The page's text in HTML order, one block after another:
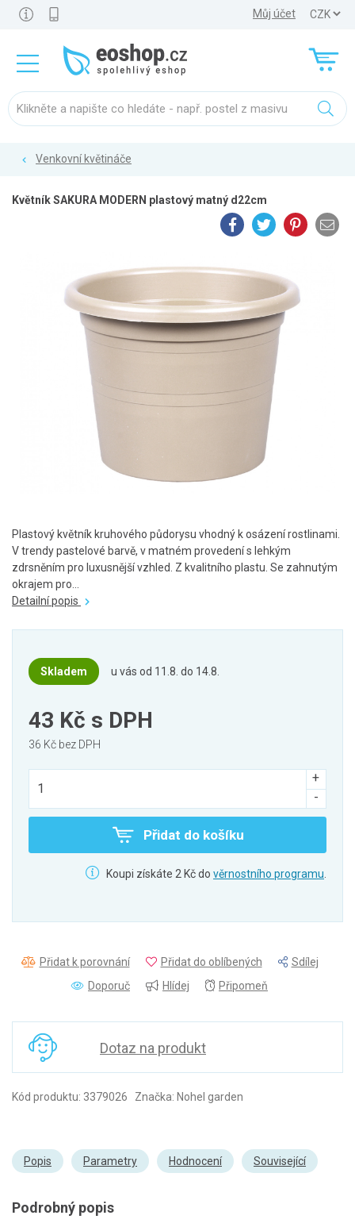
Můj účet
Venkovní květináče
Květník SAKURA MODERN plastový matný d22cm
Plastový květník kruhového půdorysu vhodný k osázení rostlinami.
V trendy pastelové barvě, v matném provedení s lehkým
zdrsněním pro luxusnější vzhled. Z kvalitního plastu. Se zahnutým
okrajem pro...
Detailní popis
Skladem u vás od 11.8. do 14.8.
43 Kč s DPH
36 Kč bez DPH
Přidat do košíku
Koupi získáte 2 Kč do věrnostního programu
Přidat k porovnání Přidat do oblíbených
Sdílej
Doporuč
Hlídej Připomeň
Dotaz na produkt
Kód produktu: 3379026 Značka: Nohel garden
Popis Parametry Hodnocení Související
Podrobný popis